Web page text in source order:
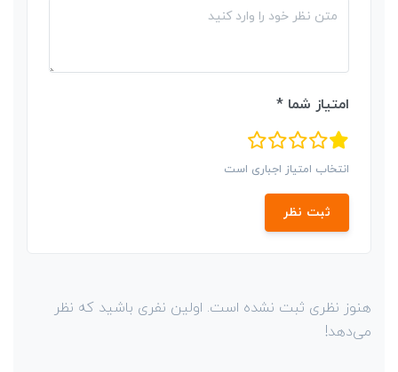
امتیاز شما *
انتخاب امتیاز اجباری است
ثبت نظر
هنوز نظری ثبت نشده است. اولین نفری باشید که نظر
می‌دهد!